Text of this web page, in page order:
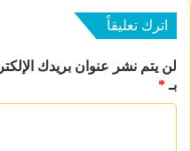
اترك تعليقاً
لن يتم نشر عنوان بريدك
بـ*